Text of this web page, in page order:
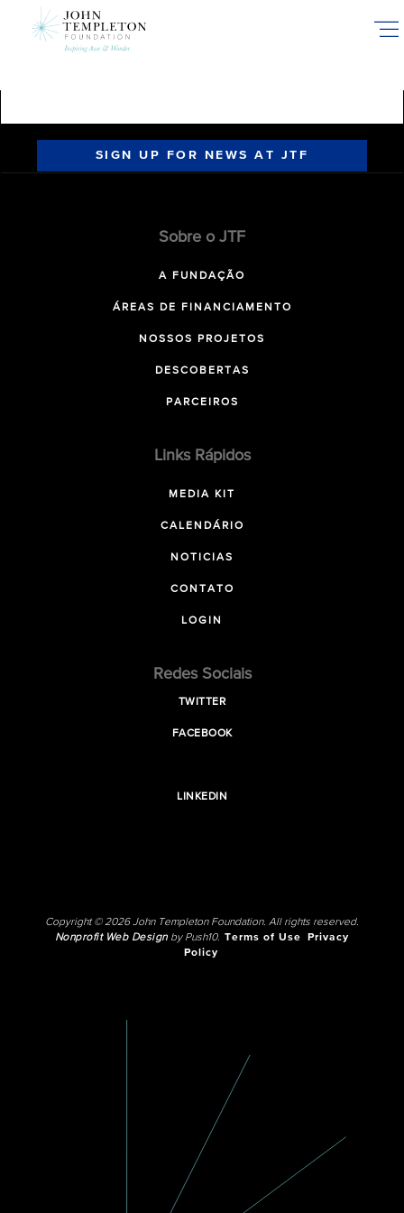
SIGN UP FOR NEWS AT JTF
Sobre o JTF
A FUNDAÇÃO
ÁREAS DE FINANCIAMENTO
NOSSOS PROJETOS
DESCOBERTAS
PARCEIROS
Links Rápidos
MEDIA KIT
CALENDÁRIO
NOTICIAS
CONTATO
LOGIN
Redes Sociais
TWITTER
FACEBOOK
LINKEDIN
Copyright © 2026 John Templeton Foundation. All rights reserved.
Nonprofit Web Designby Push10. Terms of Use
Privacy
Policy